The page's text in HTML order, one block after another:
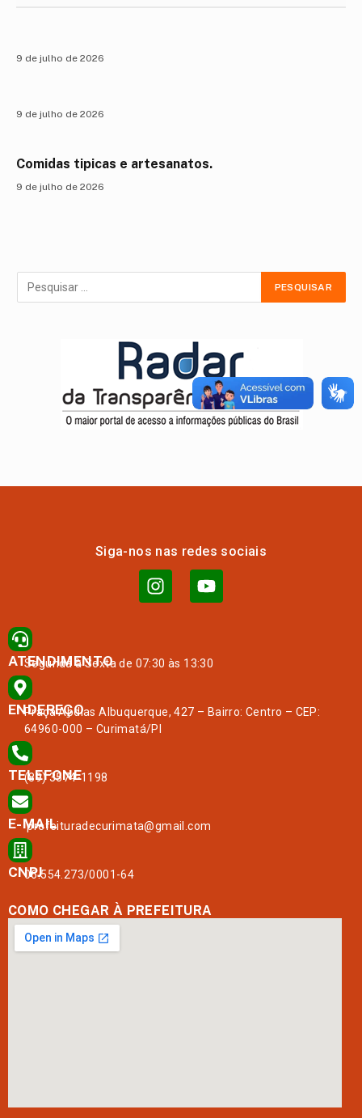
9 de julho de 2026
9 de julho de 2026
Comidas tipicas e artesanatos.
9 de julho de 2026
Siga-nos nas redes sociais
ATENDIMENTO
Segunda à Sexta de 07:30 às 13:30
ENDEREÇO
Praça Abdias Albuquerque, 427 – Bairro: Centro – CEP:
64960-000 – Curimatá/PI
TELEFONE
(89) 3574-1198
E-MAIL
prefeituradecurimata@gmail.com
CNPJ
06.554.273/0001-64
COMO CHEGAR À PREFEITURA